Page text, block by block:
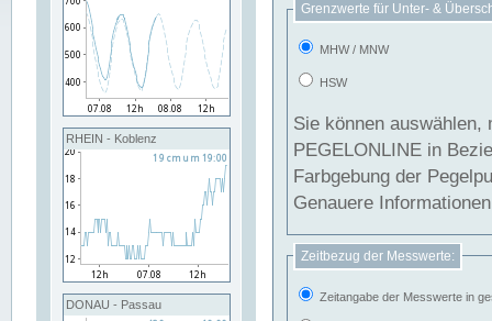
RHEIN - Koblenz
DONAU - Passau
Grenzwerte für Unter- &
MHW / MNW
HSW
Sie können
PEGELONLINE in Beziehung
Farbgebung der
Genauere
Zeitbezug der Messwerte:
Zeitangabe der Messwerte in